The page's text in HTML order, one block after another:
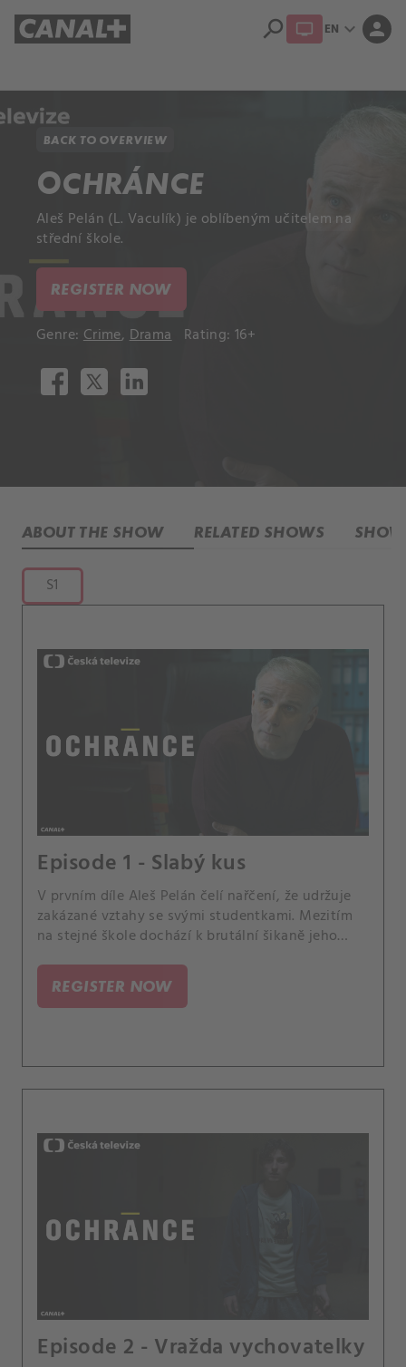
search EN expand_more person
BACK TO OVERVIEW
OCHRÁNCE
Aleš Pelán (L. Vaculík) je oblíbeným učitelem na
střední škole.
REGISTER NOW
Genre: Crime, Drama Rating: 16+
ABOUT THE SHOW RELATED SHOWS
S1
Episode 1 - Slabý kus
V prvním díle Aleš Pelán čelí nařčení, že udržuje
zakázané vztahy se svými studentkami. Mezitím
na stejné škole dochází k brutální šikaně jeho
každý učitel takovou autoritu, jakou si zaslouží?
Nebo si žáci dovolují víc než kdy dřív?.
REGISTER NOW
Episode 2 - Vražda vychovatelky